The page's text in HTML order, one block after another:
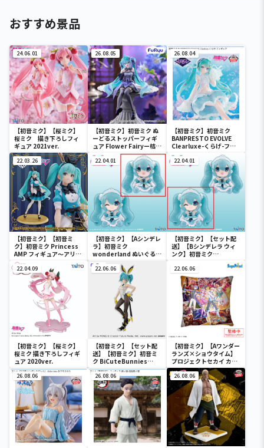
おすすめ景品
24.06.01
【初音ミク】【桜ミク】
桜ミク 描き下ろしフィ
ギュア 2021ver.
26.08.05
【初音ミク】初音ミク ぬ
ーどるストッパーフィギ
ュア Flower Fairyー桔梗
ー
26.08.04
【初音ミク】初音ミク
BANPRESTO EVOLVE
Clearluxe-くらげ-フィ
ギュア
22.03.26
【初音ミク】【初音ミ
ク】初音ミク Princess
AMP フィギュア～アリス
ver.～
22.04.01
【初音ミク】【Aシンデレ
ラ】初音ミク
wonderland ぬいぐるみ
22.04.01
【初音ミク】【セット配
送】【Bシンデレラ ウィ
ンク】初音ミク
wonderland ぬいぐるみ
vol.4
22.04.09
【初音ミク】【桜ミク】
桜ミク 描き下ろしフィギ
ュア 2020ver.
22.06.06
【初音ミク】【セット配
送】【初音ミク】初音ミ
ク BiCuteBunnies
Figure－ストリートver.
－
22.06.06
【初音ミク】【Aワンダー
ランズ×ショウタイム】
プロジェクトセカイ カラ
フルステージ！ feat. 初
音ミク クッションVol.2
26.08.06 26.08.06 26.08.06